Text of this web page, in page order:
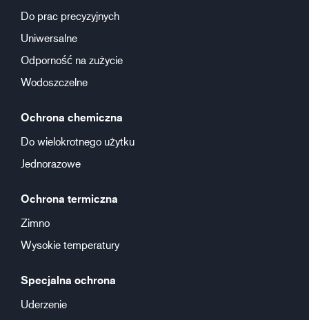
Do prac precyzyjnych
Uniwersalne
Odporność na zużycie
Wodoszczelne
Ochrona chemiczna
Do wielokrotnego użytku
Jednorazowe
Ochrona termiczna
Zimno
Wysokie temperatury
Specjalna ochrona
Uderzenie